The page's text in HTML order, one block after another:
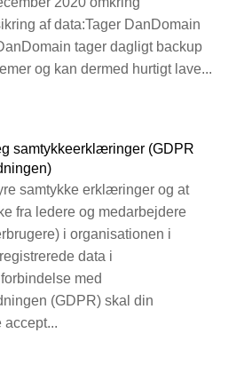
af data:Tager DanDomain
tager dagligt backup
og kan dermed hurtigt lave...
samtykkeerklæringer (GDPR
samtykke erklæringer og at
fra ledere og medarbejdere
i organisationen i
data i
med
(GDPR) skal din
accept...